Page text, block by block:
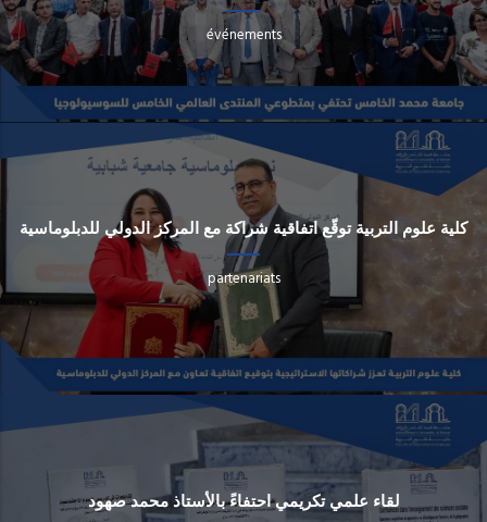
événements
كلية علوم التربية توقّع اتفاقية شراكة مع المركز الدولي للدبلوماسية
partenariats
لقاء علمي تكريمي احتفاءً بالأستاذ محمد صهود